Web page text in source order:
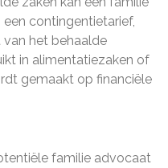
contingentietarief,
het behaalde
in alimentatiezaken of
gemaakt op financiële
familie advocaat